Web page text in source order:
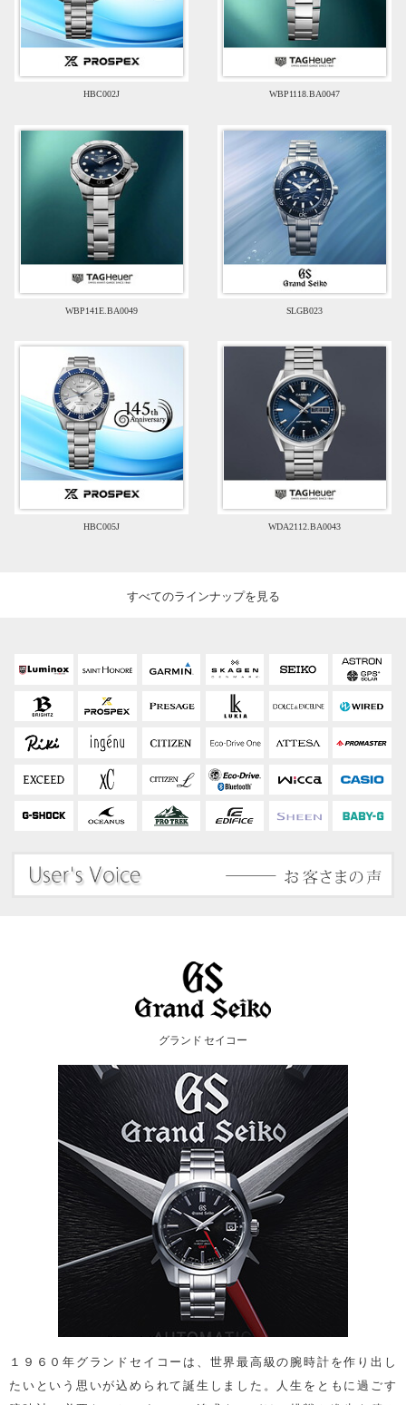
HBC002J WBP1118.BA0047
WBP141E.BA0049 SLGB023
HBC005J WDA2112.BA0043
すべてのラインナップを見る
グランド セイコー
１９６０年グランドセイコーは、世界最高級の腕時計を作り出し
たいという思いが込められて誕生しました。人生をともに過ごす